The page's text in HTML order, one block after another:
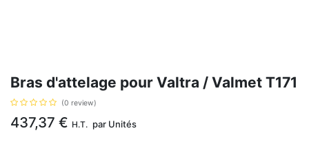
Bras d'attelage pour Valtra / Valmet T171
(0 review)
437,37 € H.T. par Unités